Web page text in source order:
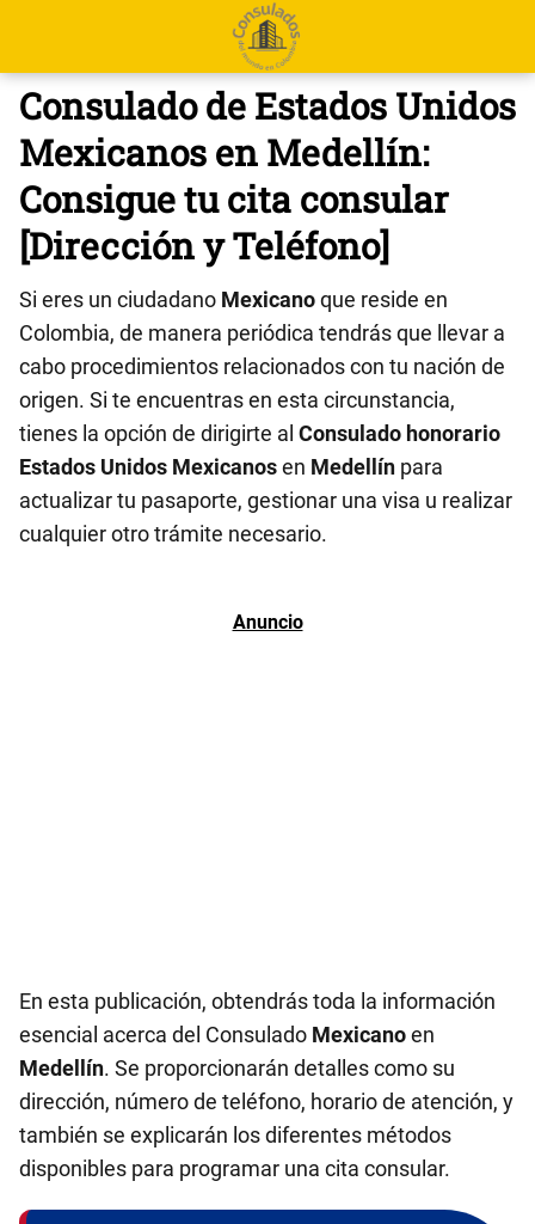
Consulado de Estados Unidos
Mexicanos en Medellín:
Consigue tu cita consular
[Dirección y Teléfono]
Si eres un ciudadano Mexicanoque reside en
Colombia, de manera periódica tendrás que llevar a
cabo procedimientos relacionados con tu nación de
origen. Si te encuentras en esta circunstancia,
tienes la opción de dirigirte al Consulado honorario
Estados Unidos Mexicanosen Medellín para
actualizar tu pasaporte, gestionar una visa u realizar
cualquier otro trámite necesario.
En esta publicación, obtendrás toda la información
esencial acerca del Consulado Mexicanoen
Medellín. Se proporcionarán detalles como su
dirección, número de teléfono, horario de atención, y
también se explicarán los diferentes métodos
disponibles para programar una cita consular.